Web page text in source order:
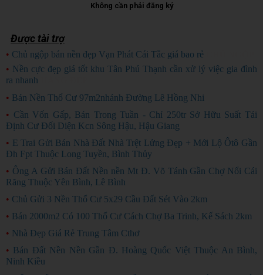
Không cần phải đăng ký
Được tài trợ
• Chủ ngộp bán nền đẹp Vạn Phát Cái Tắc giá bao rẻ
• Nền cực đẹp giá tốt khu Tân Phú Thạnh cần xử lý việc gia đình
ra nhanh
• Bán Nền Thổ Cư 97m2nhánh Đường Lê Hồng Nhi
• Cần Vốn Gấp, Bán Trong Tuần - Chỉ 250tr Sở Hữu Suất Tái
Định Cư Đối Diện Kcn Sông Hậu, Hậu Giang
• E Trai Gửi Bán Nhà Đất Nhà Trệt Lửng Đẹp + Mới Lộ Ôtô Gần
Đh Fpt Thuộc Long Tuyền, Bình Thủy
• Ông A Gửi Bán Đất Nền nền Mt Đ. Võ Tánh Gần Chợ Nổi Cái
Răng Thuộc Yên Bình, Lê Bình
• Chủ Gửi 3 Nền Thổ Cư 5x29 Cầu Đất Sét Vào 2km
• Bán 2000m2 Có 100 Thổ Cư Cách Chợ Ba Trinh, Kế Sách 2km
• Nhà Đẹp Giá Rẻ Trung Tâm Cthơ
• Bán Đất Nền Nền Gần Đ. Hoàng Quốc Việt Thuộc An Bình,
Ninh Kiều